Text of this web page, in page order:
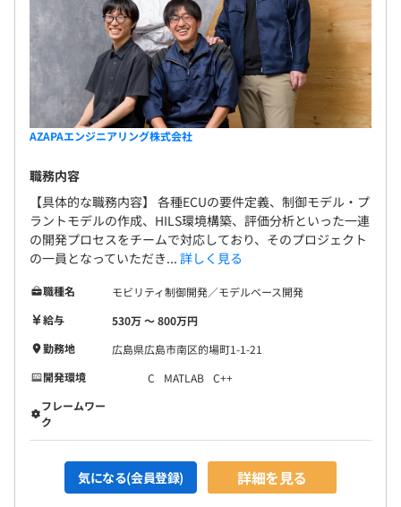
AZAPAエンジニアリング株式会社
職務内容
【具体的な職務内容】 各種ECUの要件定義、制御モデル・プ
ラントモデルの作成、HILS環境構築、評価分析といった一連
の開発プロセスをチームで対応しており、そのプロジェクト
の一員となっていただき... 詳しく見る
職種名
モビリティ制御開発／モデルベース開発
給与
530万 〜 800万円
勤務地
広島県広島市南区的場町1-1-21
開発環境
C MATLAB C++
フレームワー
ク
気になる(会員登録) 詳細を見る